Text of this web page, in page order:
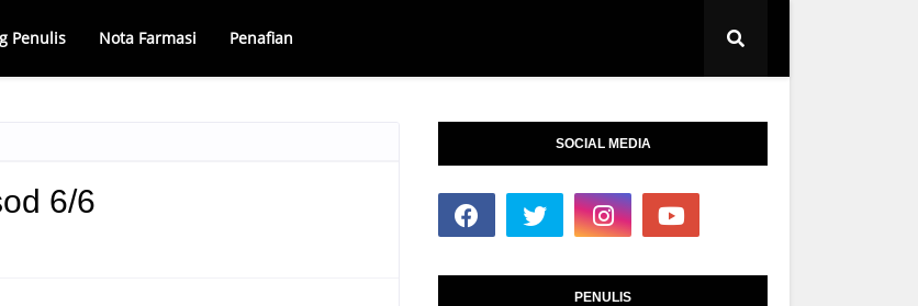
Penulis Nota Farmasi Penafian
6/6
SOCIAL MEDIA
PENULIS